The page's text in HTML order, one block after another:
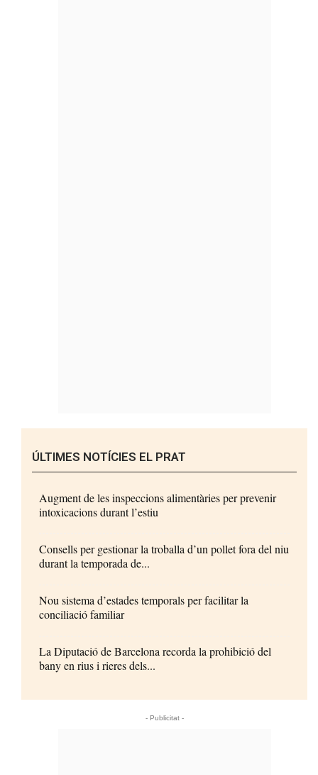
ÚLTIMES NOTÍCIES EL PRAT
Augment de les inspeccions alimentàries per prevenir
intoxicacions durant l’estiu
Consells per gestionar la troballa d’un pollet fora del niu
durant la temporada de...
Nou sistema d’estades temporals per facilitar la
conciliació familiar
La Diputació de Barcelona recorda la prohibició del
bany en rius i rieres dels...
- Publicitat -